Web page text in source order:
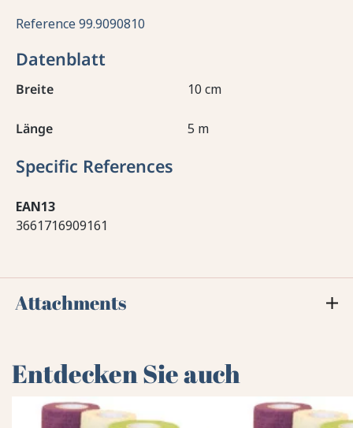
Reference99.9090810
Datenblatt
Breite 10 cm
Länge 5 m
Specific References
EAN13
3661716909161
Attachments
Entdecken Sie auch